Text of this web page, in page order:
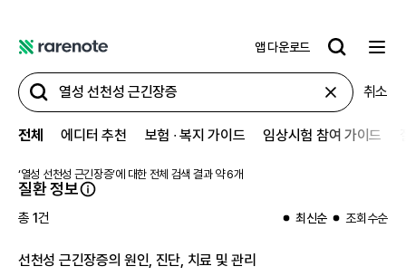
어
노
트
앱 다운로드
취소
전체 에디터 추천 보험 ∙ 복지 가이드 임상시험 참여 가이드
‘열성 선천성 근긴장증’에 대한 전체 검색 결과 약6개
질환 정보
총1건 최신순 조회수순
선천성 근긴장증의 원인, 진단, 치료 및 관리